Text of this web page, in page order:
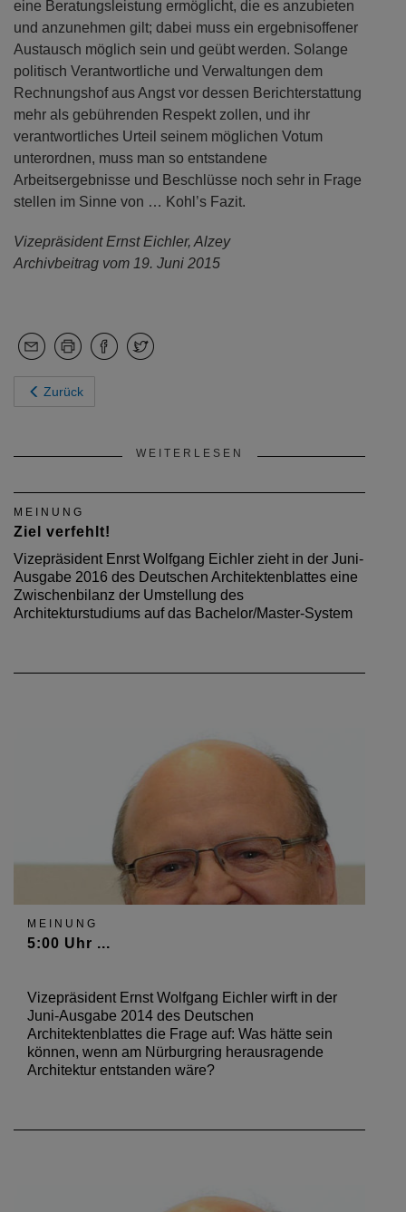
eine Beratungsleistung ermöglicht, die es anzubieten
und anzunehmen gilt; dabei muss ein ergebnisoffener
Austausch möglich sein und geübt werden. Solange
politisch Verantwortliche und Verwaltungen dem
Rechnungshof aus Angst vor dessen Berichterstattung
mehr als gebührenden Respekt zollen, und ihr
verantwortliches Urteil seinem möglichen Votum
unterordnen, muss man so entstandene
Arbeitsergebnisse und Beschlüsse noch sehr in Frage
stellen im Sinne von … Kohl’s Fazit.
Vizepräsident Ernst Eichler, Alzey
Archivbeitrag vom 19. Juni 2015
Zurück
WEITERLESEN
MEINUNG
Ziel verfehlt!
Vizepräsident Enrst Wolfgang Eichler zieht in der Juni-
Ausgabe 2016 des Deutschen Architektenblattes eine
Zwischenbilanz der Umstellung des
Architekturstudiums auf das Bachelor/Master-System
MEINUNG
5:00 Uhr ...
Vizepräsident Ernst Wolfgang Eichler wirft in der
Juni-Ausgabe 2014 des Deutschen
Architektenblattes die Frage auf: Was hätte sein
können, wenn am Nürburgring herausragende
Architektur entstanden wäre?